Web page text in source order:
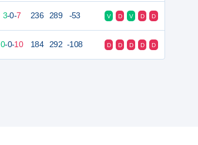
3-0-7 236 289 -53 V D V D D
0-0-10 184 292 -108 D D D D D